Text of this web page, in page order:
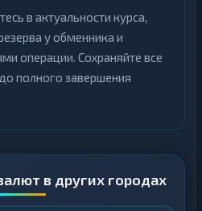
в актуальности курса,
у обменника и
операции. Сохраняйте все
полного завершения
в других городах